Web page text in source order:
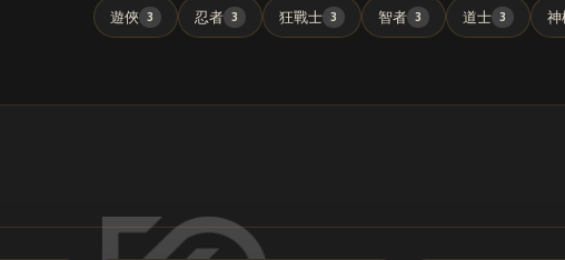
遊俠 3 忍者 3 狂戰士 3 智者 3 道士 3 神